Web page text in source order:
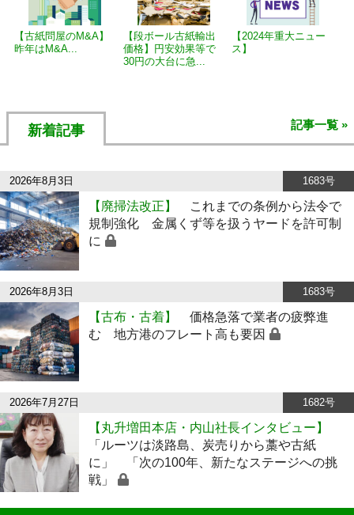
【古紙問屋のM&A】
昨年はM&A...
【段ボール古紙輸出
価格】円安効果等で
30円の大台に急...
【2024年重大ニュー
ス】
新着記事 記事一覧 »
2026年8月3日 1683号
【廃掃法改正】
これまでの条例から法令で
規制強化 金属くず等を扱うヤードを許可制
に
2026年8月3日 1683号
【古布・古着】
価格急落で業者の疲弊進
む 地方港のフレート高も要因
2026年7月27日 1682号
【丸升増田本店・内山社長インタビュー】
「ルーツは淡路島、炭売りから藁や古紙
に」 「次の100年、新たなステージへの挑
戦」